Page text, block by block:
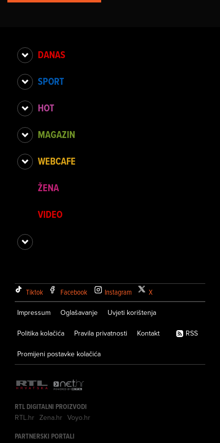
DANAS
SPORT
HOT
MAGAZIN
WEBCAFE
ŽENA
VIDEO
Tiktok Facebook Instagram X
Impressum Oglašavanje Uvjeti korištenja
Politika kolačića Pravila privatnosti Kontakt
Promijeni postavke kolačića
RSS
RTL DIGITALNI PROIZVODI
RTL.hr Zena.hr Voyo.hr
PARTNERSKI PORTALI